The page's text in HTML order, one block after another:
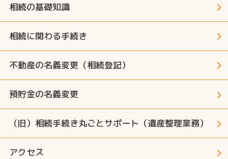
相続の基礎知識
相続に関わる手続き
不動産の名義変更（相続登記）
預貯金の名義変更
（旧）相続手続き丸ごとサポート（遺産整理業務）
アクセス